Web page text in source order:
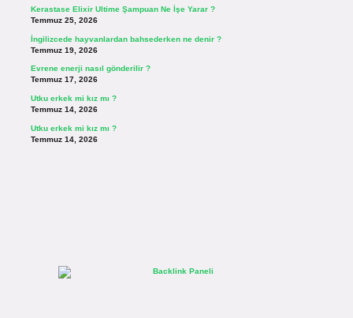
Kerastase Elixir Ultime Şampuan Ne İşe Yarar ?
Temmuz 25, 2026
İngilizcede hayvanlardan bahsederken ne denir ?
Temmuz 19, 2026
Evrene enerji nasıl gönderilir ?
Temmuz 17, 2026
Utku erkek mi kız mı ?
Temmuz 14, 2026
Utku erkek mi kız mı ?
Temmuz 14, 2026